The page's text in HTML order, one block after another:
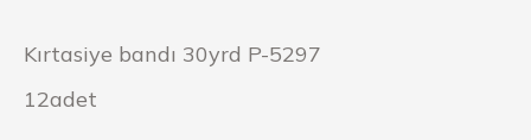
Kırtasiye bandı 30yrd P-5297
12adet